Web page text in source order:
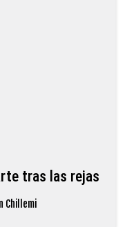
tras las rejas
Chillemi